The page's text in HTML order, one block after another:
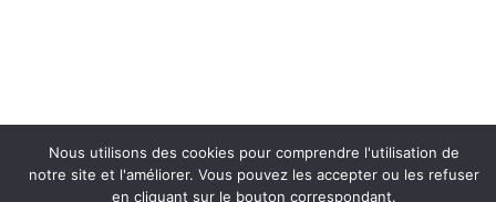
Nous utilisons des cookies pour comprendre l'utilisation de
notre site et l'améliorer. Vous pouvez les accepter ou les refuser
en cliquant sur le bouton correspondant.